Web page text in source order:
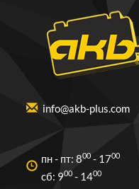
info@akb-plus.com
пн - пт: 800 - 1700
cб: 900 - 1400